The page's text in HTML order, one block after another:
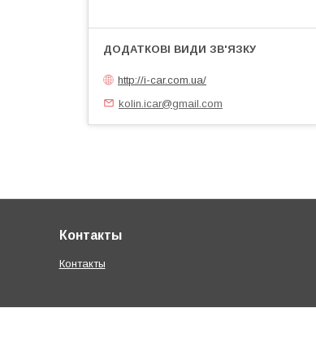
http://i-car.com.ua/
kolin.icar@gmail.com
Контакты
Контакты